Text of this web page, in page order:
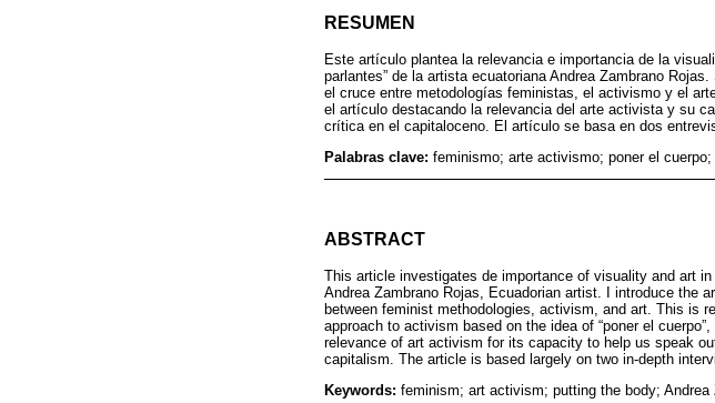
RESUMEN
Este artículo plantea la relevancia e importancia de la
parlantes” de la artista ecuatoriana Andrea Zambrano
el cruce entre metodologías feministas, el activismo y el
el artículo destacando la relevancia del arte activista y su
crítica en el capitaloceno. El artículo se basa en dos
Palabras clave: feminismo; arte activismo; poner el
ABSTRACT
This article investigates de importance of visuality and art
Andrea Zambrano Rojas, Ecuadorian artist. I introduce the
between feminist methodologies, activism, and art. This is
approach to activism based on the idea of “poner el
relevance of art activism for its capacity to help us speak
capitalism. The article is based largely on two in-depth
Keywords: feminism; art activism; putting the body;